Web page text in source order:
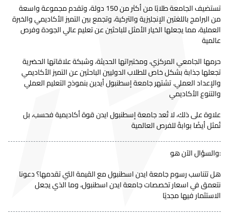
تستضيف الجامعة طلابًا من أكثر من 150 دولة، وتقدم مجموعة واسعة
من البرامج باللغتين الإنجليزية والتركية، وتجمع بين التميز الأكاديمي والخبرة
العملية، مما يجعلها الخيار الأمثل للباحثين عن تعليم عالي الجودة وفرص
عالمية
حرمها الجامعي المركزي، ومختبراتها الحديثة، وشبكة علاقاتها الحضرية
تجعلها جذابة بشكل خاص للطلاب الدوليين الباحثين عن التميز الأكاديمي
والإعداد العملي. تشتهر جامعة إسطنبول أيدين بنموذج التعليم العملي
والتنوع الأكاديمي
علاوة على ذلك، لا تُعد جامعة إسطنبول ايدن قوة أكاديمية فحسب، بل
تُمثل أيضًا بوابةً للفرص العالمية
:والسؤال الآن هو
هل تتناسب رسوم جامعة ايدن اسطنبول مع القيمة التي تقدمها؟ دعونا
نتعمق في اسعار تخصصات جامعة ايدن اسطنبول، وما الذي يجعل
الاستثمار فيها مجديًا